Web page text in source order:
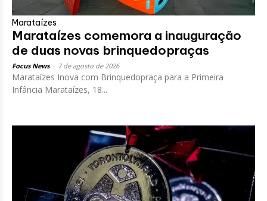
Marataízes
Marataízes comemora a inauguração
de duas novas brinquedopraças
Focus News 7 de agosto de 2026
Marataízes Inova com Brinquedopraça para a Primeira
Infância Marataízes, 18...